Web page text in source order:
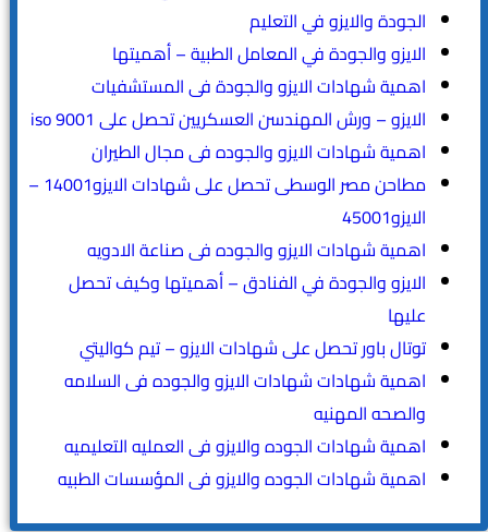
الجودة والايزو في التعليم
الايزو والجودة في المعامل الطبية – أهميتها
اهمية شهادات الايزو والجودة فى المستشفيات
الايزو – ورش المهندسن العسكريين تحصل على iso 9001
اهمية شهادات الايزو والجوده فى مجال الطيران
مطاحن مصر الوسطى تحصل على شهادات الايزو14001 –
الايزو45001
اهمية شهادات الايزو والجوده فى صناعة الادويه
الايزو والجودة في الفنادق – أهميتها وكيف تحصل
عليها
توتال باور تحصل على شهادات الايزو – تيم كواليتي
اهمية شهادات شهادات الايزو والجوده فى السلامه
والصحه المهنيه
اهمية شهادات الجوده والايزو فى العمليه التعليميه
اهمية شهادات الجوده والايزو فى المؤسسات الطبيه